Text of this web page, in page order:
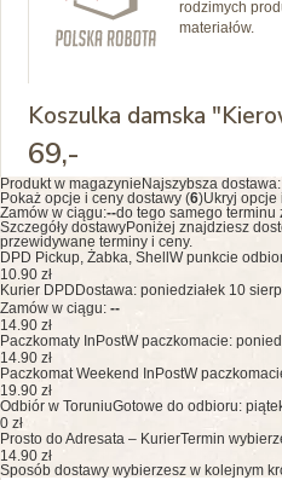
rodzimych
materiałów.
Koszulka damska
69,-
Produkt w magazynie Najszybsza dostawa:
Pokaż opcje i ceny dostawy (6)Ukryj opcje
Zamów w ciągu:--do tego samego terminu
Szczegóły dostawyPoniżej znajdziesz
przewidywane terminy i ceny.
DPD Pickup, Żabka, Shell W punkcie
10.90 zł
Kurier DPD Dostawa: poniedziałek 10
Zamów w ciągu: --
14.90 zł
Paczkomaty InPostW paczkomacie:
14.90 zł
Paczkomat Weekend InPostW
19.90 zł
Odbiór w ToruniuGotowe do odbioru:
0 zł
Prosto do Adresata – KurierTermin
14.90 zł
Sposób dostawy wybierzesz w kolejnym